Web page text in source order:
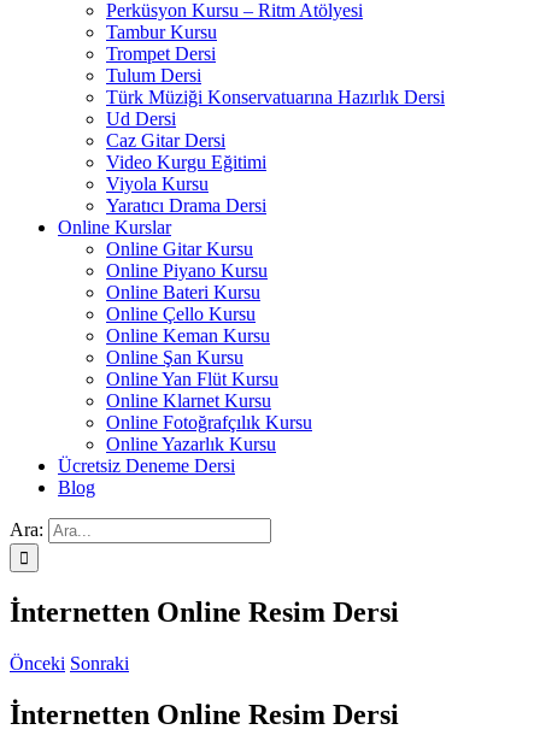
Perküsyon Kursu – Ritm Atölyesi
Tambur Kursu
Trompet Dersi
Tulum Dersi
Türk Müziği Konservatuarına Hazırlık Dersi
Ud Dersi
Caz Gitar Dersi
Video Kurgu Eğitimi
Viyola Kursu
Yaratıcı Drama Dersi
Online Kurslar
Online Gitar Kursu
Online Piyano Kursu
Online Bateri Kursu
Online Çello Kursu
Online Keman Kursu
Online Şan Kursu
Online Yan Flüt Kursu
Online Klarnet Kursu
Online Fotoğrafçılık Kursu
Online Yazarlık Kursu
Ücretsiz Deneme Dersi
Blog
Ara:
İnternetten Online Resim Dersi
Önceki Sonraki
İnternetten Online Resim Dersi